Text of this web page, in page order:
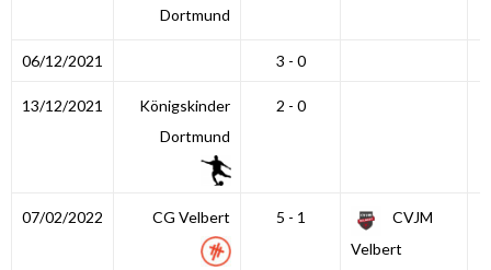
Dortmund
06/12/2021 3 - 0
13/12/2021
Königskinder
Dortmund
2 - 0
07/02/2022 CG Velbert 5 - 1
CVJM
Velbert